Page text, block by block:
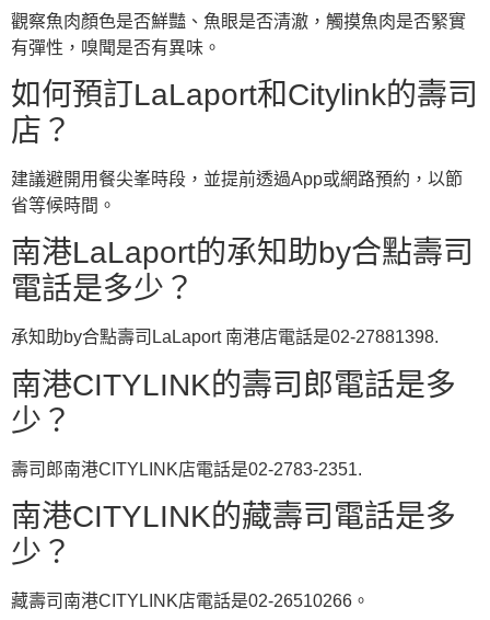
觀察魚肉顏色是否鮮豔、魚眼是否清澈，觸摸魚肉是否緊實
有彈性，嗅聞是否有異味。
如何預訂LaLaport和Citylink的壽司
店？
建議避開用餐尖峯時段，並提前透過App或網路預約，以節
省等候時間。
南港LaLaport的承知助by合點壽司
電話是多少？
承知助by合點壽司LaLaport 南港店電話是02-27881398.
南港CITYLINK的壽司郎電話是多
少？
壽司郎南港CITYLINK店電話是02-2783-2351.
南港CITYLINK的藏壽司電話是多
少？
藏壽司南港CITYLINK店電話是02-26510266。